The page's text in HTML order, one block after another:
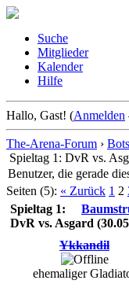
Suche
Mitglieder
Kalender
Hilfe
Hallo, Gast! (Anmelden
The-Arena-Forum ›
Spieltag 1: DvR vs.
Benutzer, die gerade
Seiten (5): « Zurück 1 2
Spieltag 1:
DvR vs. Asgard
Ykkandil
ehemaliger